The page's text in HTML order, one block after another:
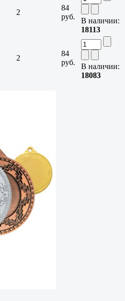
2
84
руб.
В наличии:
18113
2
84
руб.
В наличии:
18083